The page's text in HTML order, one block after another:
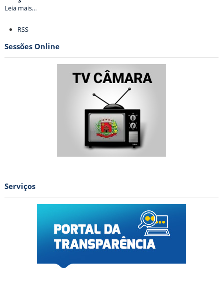
Orçamentos
Leia mais…
do
RSS
Sessões Online
Serviços